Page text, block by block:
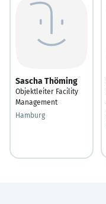
Sascha Thöming
Objektleiter Facility
Management
Hamburg